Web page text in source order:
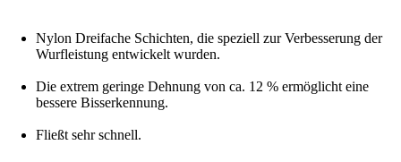
Nylon Dreifache Schichten, die speziell zur Verbesserung der
Wurfleistung entwickelt wurden.
Die extrem geringe Dehnung von ca. 12 % ermöglicht eine
bessere Bisserkennung.
Fließt sehr schnell.